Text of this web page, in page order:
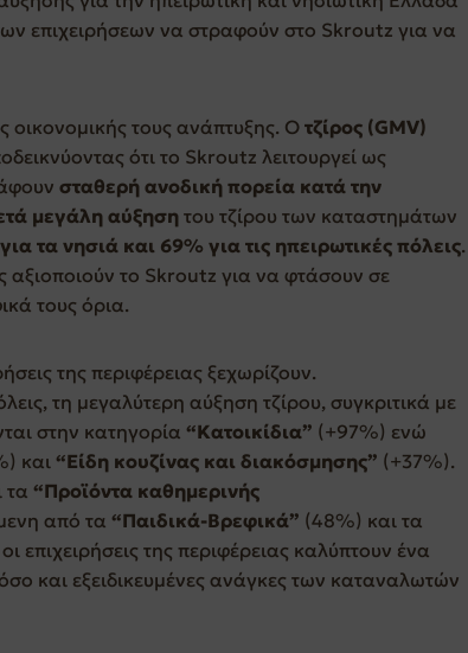
επιχειρήσεων να στραφούν στο Skroutz για να
οικονομικής τους ανάπτυξης. Ο τζίρος (GMV)
ότι το Skroutz λειτουργεί ως
σταθερή ανοδική πορεία κατά την
μεγάλη αύξησητου τζίρου των καταστημάτων
τα νησιά και 69% για τις ηπειρωτικές πόλεις.
αξιοποιούν το Skroutz για να φτάσουν σε
τους όρια.
της περιφέρειας ξεχωρίζουν.
τη μεγαλύτερη αύξηση τζίρου, συγκριτικά με
στην κατηγορία “Κατοικίδια” (+97%) ενώ
και “Είδη κουζίνας και διακόσμησης” (+37%).
τα “Προϊόντα καθημερινής
από τα “Παιδικά-Βρεφικά” (48%) και τα
επιχειρήσεις της περιφέρειας καλύπτουν ένα
και εξειδικευμένες ανάγκες των καταναλωτών